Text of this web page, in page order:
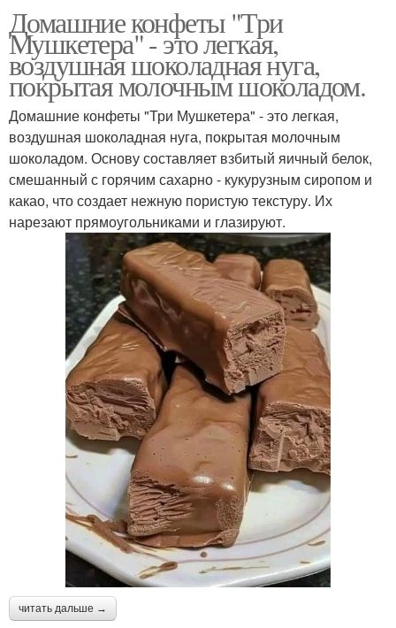
Домашние конфеты "Три
Мушкетера" - это легкая,
воздушная шоколадная нуга,
покрытая молочным шоколадом.
Домашние конфеты "Три Мушкетера" - это легкая,
воздушная шоколадная нуга, покрытая молочным
шоколадом. Основу составляет взбитый яичный белок,
смешанный с горячим сахарно - кукурузным сиропом и
какао, что создает нежную пористую текстуру. Их
нарезают прямоугольниками и глазируют.
читать дальше →